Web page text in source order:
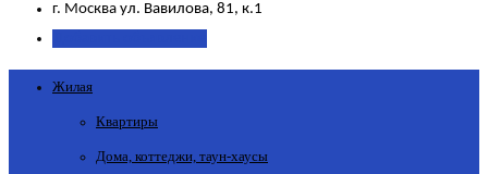
г. Москва ул. Вавилова, 81, к.1
Жилая
Квартиры
Дома, коттеджи, таун-хаусы